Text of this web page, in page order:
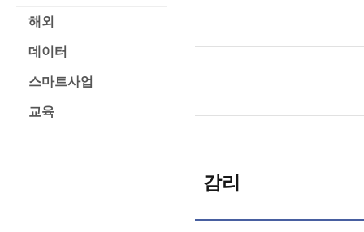
해외
데이터
스마트사업
교육
감리